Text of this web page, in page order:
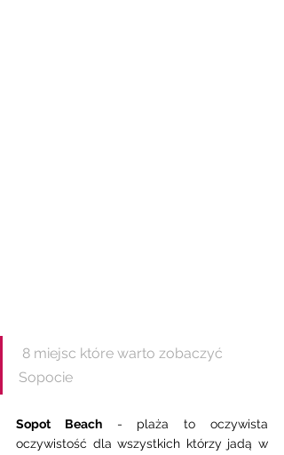
Sopocie
Sopot Beach - plaża to oczywista
oczywistość dla wszystkich którzy jadą w